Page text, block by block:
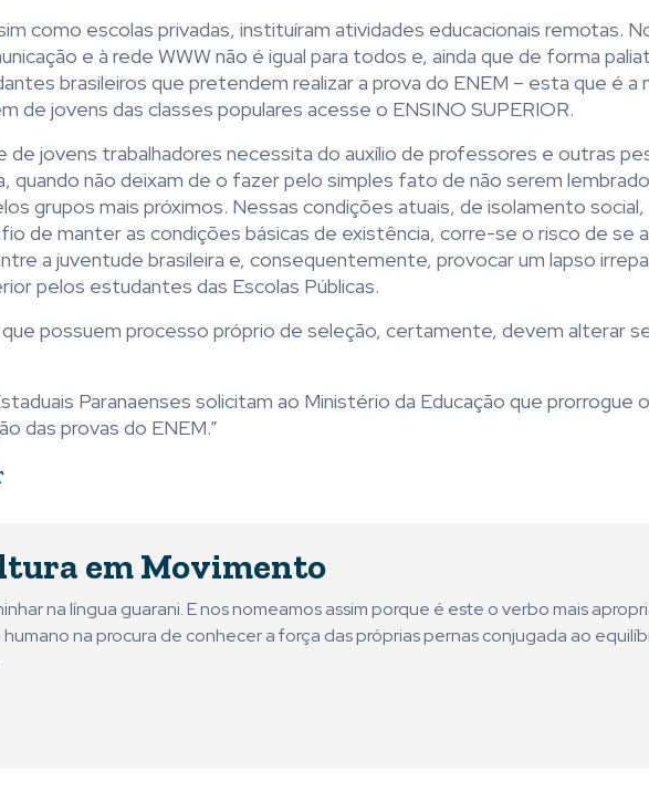
como escolas privadas, instituíram atividades educacionais remotas.
e à rede WWW não é igual para todos e, ainda que de forma
brasileiros que pretendem realizar a prova do ENEM – esta que é a
de jovens das classes populares acesse o ENSINO SUPERIOR.
de jovens trabalhadores necessita do auxílio de professores e outras
quando não deixam de o fazer pelo simples fato de não serem
grupos mais próximos. Nessas condições atuais, de isolamento
de manter as condições básicas de existência, corre-se o risco de se
a juventude brasileira e, consequentemente, provocar um lapso
pelos estudantes das Escolas Públicas.
que possuem processo próprio de seleção, certamente, devem alterar
Paranaenses solicitam ao Ministério da Educação que prorrogue
das provas do ENEM.”
em Movimento
na língua guarani. E nos nomeamos assim porque é este o verbo mais
na procura de conhecer a força das próprias pernas conjugada ao